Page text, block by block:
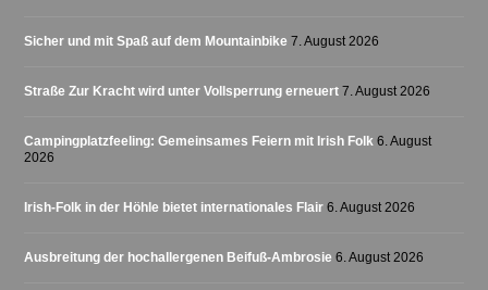
Sicher und mit Spaß auf dem Mountainbike 7. August 2026
Straße Zur Kracht wird unter Vollsperrung erneuert 7. August 2026
Campingplatzfeeling: Gemeinsames Feiern mit Irish Folk 6. August
2026
Irish-Folk in der Höhle bietet internationales Flair 6. August 2026
Ausbreitung der hochallergenen Beifuß-Ambrosie 6. August 2026